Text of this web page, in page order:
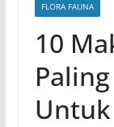
FLORA FAUNA
10